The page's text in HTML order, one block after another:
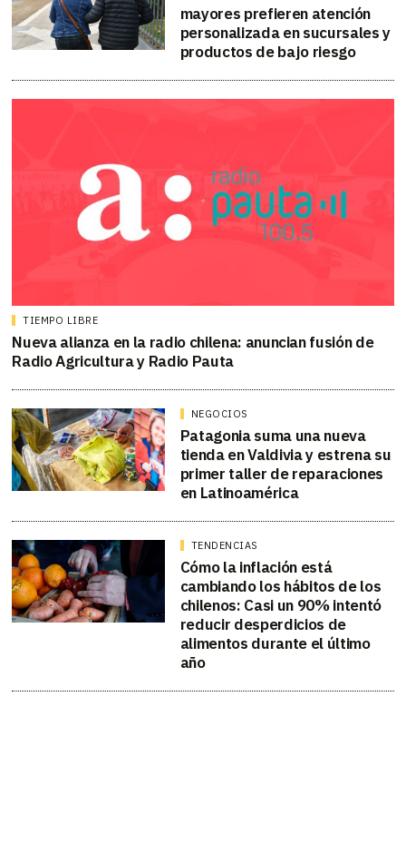
mayores prefieren atención
personalizada en sucursales y
productos de bajo riesgo
TIEMPO LIBRE
Nueva alianza en la radio chilena: anuncian fusión de
Radio Agricultura y Radio Pauta
NEGOCIOS
Patagonia suma una nueva
tienda en Valdivia y estrena su
primer taller de reparaciones
en Latinoamérica
TENDENCIAS
Cómo la inflación está
cambiando los hábitos de los
chilenos: Casi un 90% intentó
reducir desperdicios de
alimentos durante el último
año